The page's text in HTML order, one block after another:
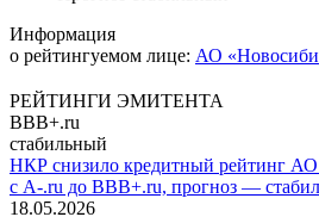
Информация
о рейтингуемом лице: АО
РЕЙТИНГИ ЭМИТЕНТА
BBB+.ru
стабильный
НКР снизило кредитный рейтинг АО
с A-.ru до BBB+.ru, прогноз —
18.05.2026